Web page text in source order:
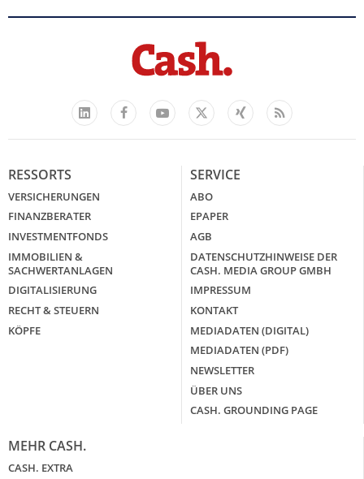
LinkedIn
FacebookYouTube
X
Xing Feed
RESSORTS
VERSICHERUNGEN
FINANZBERATER
INVESTMENTFONDS
IMMOBILIEN &
SACHWERTANLAGEN
DIGITALISIERUNG
RECHT & STEUERN
KÖPFE
SERVICE
ABO
EPAPER
AGB
DATENSCHUTZHINWEISE DER
CASH. MEDIA GROUP GMBH
IMPRESSUM
KONTAKT
MEDIADATEN (DIGITAL)
MEDIADATEN (PDF)
NEWSLETTER
ÜBER UNS
CASH. GROUNDING PAGE
MEHR CASH.
CASH. EXTRA